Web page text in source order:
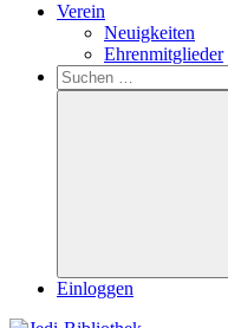
Verein
Neuigkeiten
Ehrenmitglieder
Search
Suchen
nach:
Einloggen